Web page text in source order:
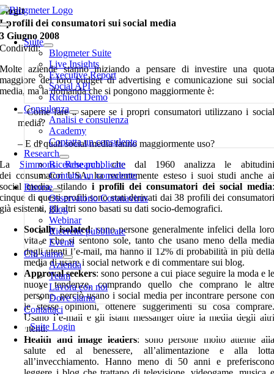
Salta
al
contenuto
Toggle
Navigation
Suite
Blogmeter Suite
Live Insights
Executive Report
Social API
Richiedi Demo
Consulenza
Analisi e consulenza
Academy
Contatta un consulente
Research
Ricerche pubblicate
Contatta un consulente
Risorse
Osservatorio Coronavirus
Blog
Webinar
Ricerche pubblicate
Eventi
Chi siamo
Azienda
Team
Lavora con noi
Dove siamo
Contattaci
Suite Login
blogit
I profili dei consumatori sui social media
3 Giugno 2008
Condividi:
Molte aziende stanno iniziando a pensare di investire una quota
maggiore del loro budget di advertising e comunicazione sui social
media, ma la domanda che si pongono maggiormente è:
– Come fare a sapere se i propri consumatori utilizzano i social
media?
– E di quali social media fanno maggiormente uso?
La Simmons Research, che dal 1960 analizza le abitudini
dei consumatori USA, ha recentemente esteso i suoi studi anche ai
social media, stilandoi profili dei consumatori dei social media:
cinque di questi profili sono stati derivati dai 38 profili dei consumatori
già esistenti, gli altri sono basati su dati socio-demografici.
Socially isolated: sono persone generalmente infelici della loro
vita e che si sentono sole, tanto che usano meno della media
degli utenti l’e-mail, ma hanno il 12% di probabilità in più della
media di usare i social network e di commentare sui blog.
Approval seekers: sono persone a cui piace seguire la moda e le
nuove tendenze, comprando quello che comprano le altre
persone, perciò usano i social media per incontrare persone con
le stesse opinioni, ottenere suggerimenti su cosa comprare.
Usano l’e-mail e gli istant messanger oltre la media degli altri
utenti.
Health and image leaders: sono persone molto attente alla
salute ed al benessere, all’alimentazione e alla lotta
all’invecchiamento. Hanno meno di 50 anni e preferiscono